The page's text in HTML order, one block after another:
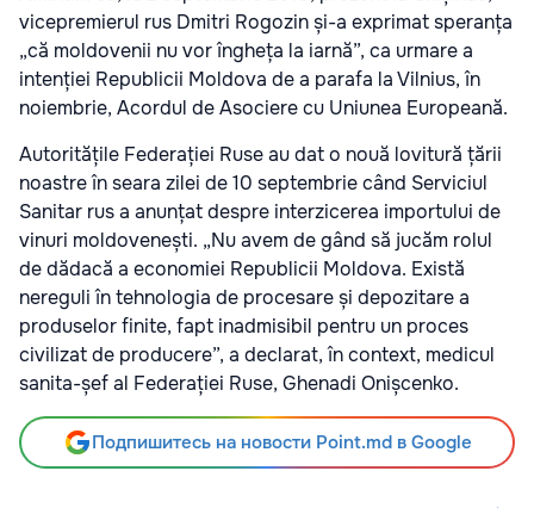
vicepremierul rus Dmitri Rogozin și-a exprimat speranța
„că moldovenii nu vor îngheța la iarnă”, ca urmare a
intenției Republicii Moldova de a parafa la Vilnius, în
noiembrie, Acordul de Asociere cu Uniunea Europeană.
Autoritățile Federației Ruse au dat o nouă lovitură țării
noastre în seara zilei de 10 septembrie când Serviciul
Sanitar rus a anunțat despre interzicerea importului de
vinuri moldovenești. „Nu avem de gând să jucăm rolul
de dădacă a economiei Republicii Moldova. Există
nereguli în tehnologia de procesare și depozitare a
produselor finite, fapt inadmisibil pentru un proces
civilizat de producere”, a declarat, în context, medicul
sanita-șef al Federației Ruse, Ghenadi Onișcenko.
Подпишитесь на новости Point.md в Google